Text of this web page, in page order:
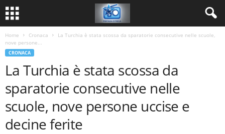
Home Cronaca
La Turchia è stata scossa da sparatorie consecutive nelle scuole,
nove persone...
CRONACA
La Turchia è stata scossa da
sparatorie consecutive nelle
scuole, nove persone uccise e
decine ferite